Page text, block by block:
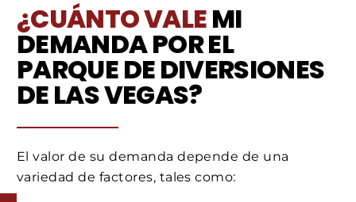
¿CUÁNTO VALEMI
DEMANDA POR EL
PARQUE DE DIVERSIONES
DE LAS VEGAS?
El valor de su demanda depende de una
variedad de factores, tales como: